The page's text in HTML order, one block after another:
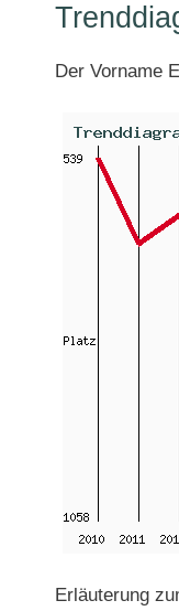
Der Vorname
Erläuterung